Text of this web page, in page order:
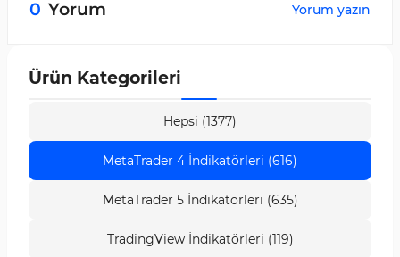
satım bölgelerini gösterir.
0 Yorum Yorum yazın
Ürün Kategorileri
Hepsi (1377)
MetaTrader 4 İndikatörleri (616)
MetaTrader 5 İndikatörleri (635)
TradingView İndikatörleri (119)